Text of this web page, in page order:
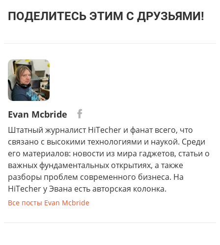
ПОДЕЛИТЕСЬ ЭТИМ С ДРУЗЬЯМИ!
Evan Mcbride
Штатный журналист HiTecher и фанат всего, что
связано с высокими технологиями и наукой. Среди
его материалов: новости из мира гаджетов, статьи о
важных фундаментальных открытиях, а также
разборы проблем современного бизнеса. На
HiTecher у Эвана есть авторская колонка.
Все посты Evan Mcbride